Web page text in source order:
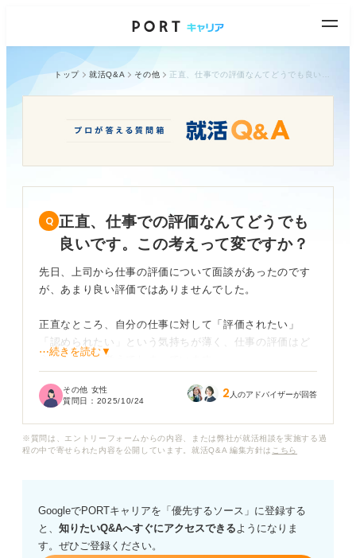
トップ 就活Q&A その他
正直、仕事での評価なんてどうでも
良いです。この考えって変ですか？
先日、上司から仕事の評価について面談があったのです
が、あまり良い評価ではありませんでした。
正直なところ、自分の仕事に対して「評価されたい」
「認められたい」という気持ちが薄く、仕事の評価はど
うでも良いと考えてしまっています。
正直なところ、頑張っても評価が変わらなかった過去が
指摘されて何とも言えない気持ちになっています。
最低限の仕事をしていれば迷惑にはならないと思ってい
たのですが、そうでもないんですかね......。
⋯続きを読む▼
その他 女性
質問日： 2025/10/24 2 人のアドバイザーが回答
※質問は、エントリーフォームからの内容、または弊社が就活相談を実施する過
程の中で寄せられた内容を公開しています。就活Q&A 編集方針は こちら
GoogleでPORTキャリアを「優先するソース」に登録する
と、 知りたいQ&Aへすぐにアクセスできるようになりま
す。ぜひご登録ください。